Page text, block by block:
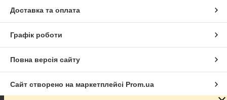
Доставка та оплата
Графік роботи
Повна версія сайту
Сайт створено на маркетплейсі Prom.ua